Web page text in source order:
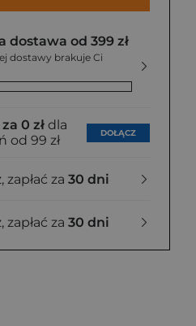
dostawa od 399 zł
dostawy brakuje Ci
0 zł dla
od 99 zł
DOŁĄCZ
zapłać za 30 dni
zapłać za 30 dni